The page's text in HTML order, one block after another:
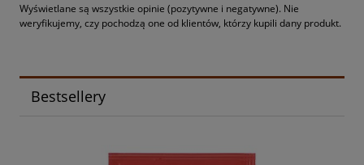
Wyświetlane są wszystkie opinie (pozytywne i negatywne). Nie
weryfikujemy, czy pochodzą one od klientów, którzy kupili dany produkt.
Bestsellery